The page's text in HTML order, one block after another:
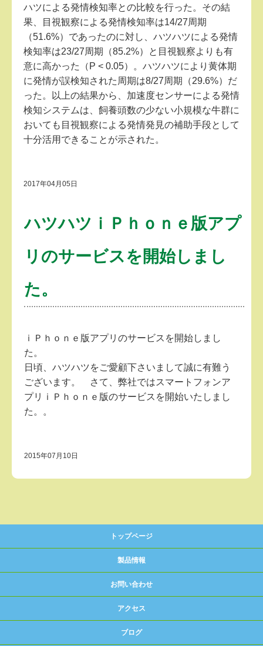
ハツによる発情検知率との比較を行った。その結
果、目視観察による発情検知率は14/27周期
（51.6%）であったのに対し、ハツハツによる発情
検知率は23/27周期（85.2%）と目視観察よりも有
意に高かった（P < 0.05）。ハツハツにより黄体期
に発情が誤検知された周期は8/27周期（29.6%）だ
った。以上の結果から、加速度センサーによる発情
検知システムは、飼養頭数の少ない小規模な牛群に
おいても目視観察による発情発見の補助手段として
十分活用できることが示された。
2017年04月05日
ハツハツｉＰｈｏｎｅ版アプ
リのサービスを開始しまし
た。
ｉＰｈｏｎｅ版アプリのサービスを開始しまし
た。
日頃、ハツハツをご愛顧下さいまして誠に有難う
ございます。 さて、弊社ではスマートフォンア
プリｉＰｈｏｎｅ版のサービスを開始いたしまし
た。。
2015年07月10日
トップページ
製品情報
お問い合わせ
アクセス
ブログ